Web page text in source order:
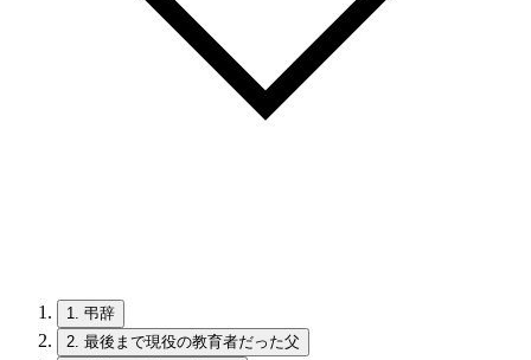
1. 弔辞
2. 最後まで現役の教育者だった父